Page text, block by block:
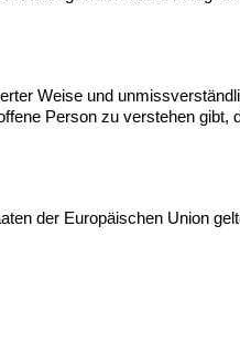
Weise und
Person zu verstehen gibt,
der Europäischen Union